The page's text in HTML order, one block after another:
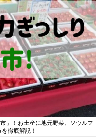
」！お土産に地元野菜、ソウルフ
徹底解説！